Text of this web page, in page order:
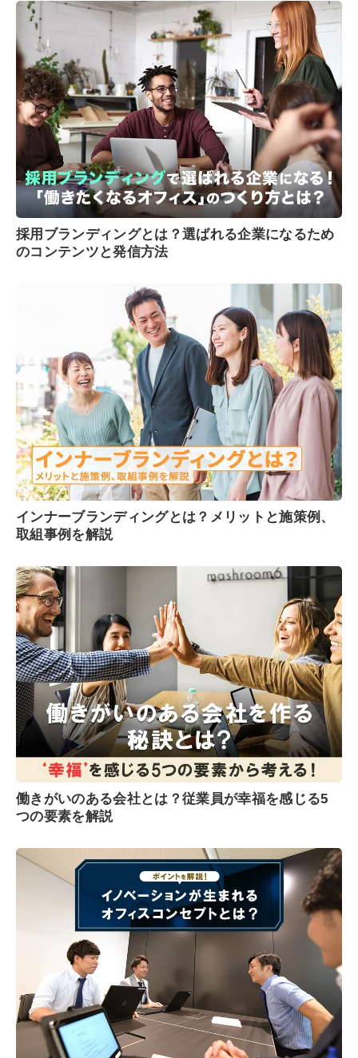
採用ブランディングとは？選ばれる企業になるため
のコンテンツと発信方法
インナーブランディングとは？メリットと施策例、
取組事例を解説
働きがいのある会社とは？従業員が幸福を感じる5
つの要素を解説